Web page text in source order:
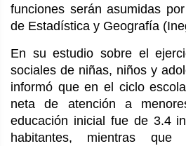
funciones serán asumidas
de Estadística y Geografía
En su estudio sobre el
sociales de niñas, niños y
informó que en el ciclo
neta de atención a
educación inicial fue de 3.4
habitantes, mientras